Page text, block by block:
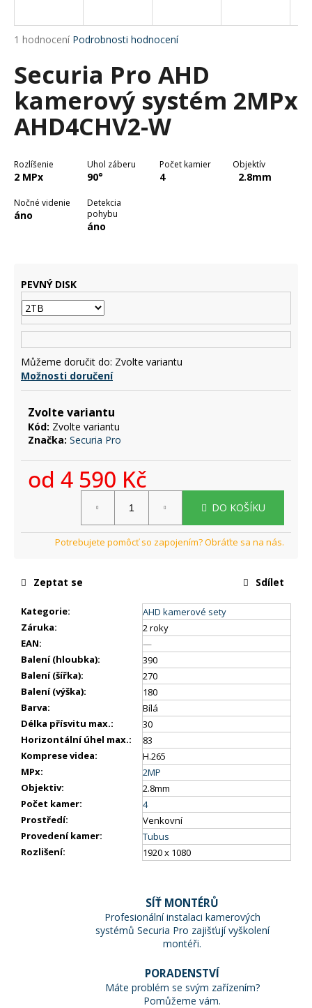
Průměrné
produktu
je
4,0
5
hvězdiček.
1 hodnocení Podrobnosti hodnocení
Securia Pro AHD
kamerový systém 2MPx
AHD4CHV2-W
Rozlíšenie
2 MPx
Uhol záberu
90°
Počet kamier
4
Objektív
2.8mm
Nočné videnie
áno
Detekcia
pohybu
áno
PEVNÝ DISK
Můžeme doručit do: Zvolte variantu
Možnosti doručení
Zvolte variantu
Kód: Zvolte variantu
Značka: Securia Pro
od 4 590 Kč
DO KOŠÍKU
Kategorie:
AHD kamerové sety
Záruka:
2 roky
EAN:
—
Balení (hloubka):
390
Balení (šířka):
270
Balení (výška):
180
Barva:
Bílá
Délka přísvitu max.:
30
Horizontální úhel max.:
83
Komprese videa:
H.265
MPx:
2MP
Objektiv:
2.8mm
Počet kamer:
4
Prostředí:
Venkovní
Provedení kamer:
Tubus
Rozlišení: 1920 x 1080
Zeptat se Sdílet
SÍŤ MONTÉRŮ
Profesionální instalaci kamerových
systémů Securia Pro zajišťují vyškolení
montéři.
PORADENSTVÍ
Máte problém se svým zařízením?
Pomůžeme vám.
j
t
?
HLEDAT
D
u
u
e
m
e